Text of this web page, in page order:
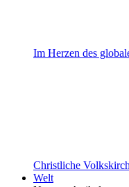
Im Herzen des
Christliche
Welt